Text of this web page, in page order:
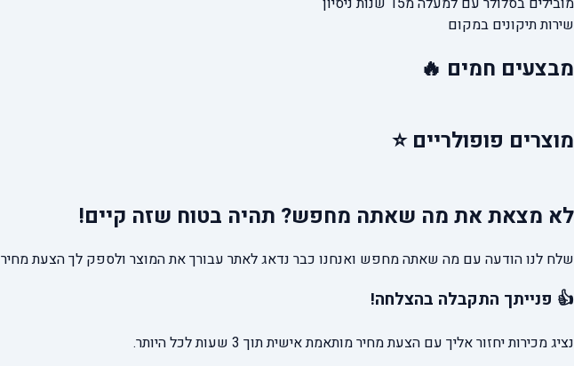
שירות תיקונים במקום
מבצעים חמים 🔥
מוצרים פופולריים ⭐
לא מצאת את מה שאתה מחפש? תהיה בטוח שזה קיים!
שלח לנו הודעה עם מה שאתה מחפש ואנחנו כבר נדאג לאתר עבורך את המוצר ולספק לך הצעת מחיר
👍 פנייתך התקבלה בהצלחה!
נציג מכירות יחזור אליך עם הצעת מחיר מותאמת אישית תוך 3 שעות לכל היותר.